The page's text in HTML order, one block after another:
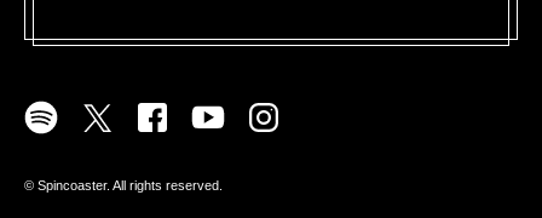
©︎ Spincoaster. All rights reserved.